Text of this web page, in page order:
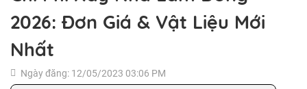
2026: Đơn Giá & Vật Liệu Mới
Nhất
Ngày đăng: 12/05/2023 03:06 PM